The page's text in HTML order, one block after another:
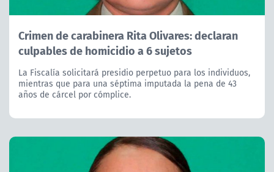
Crimen de carabinera Rita Olivares: declaran
culpables de homicidio a 6 sujetos
La Fiscalía solicitará presidio perpetuo para los individuos,
mientras que para una séptima imputada la pena de 43
años de cárcel por cómplice.